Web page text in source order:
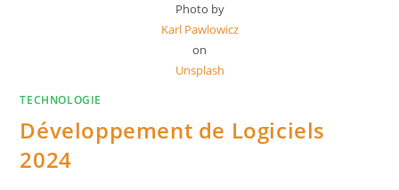
Photo by
Karl Pawlowicz
on
Unsplash
TECHNOLOGIE
Développement de Logiciels
2024